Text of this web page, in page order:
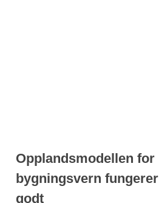
Opplandsmodellen for
bygningsvern fungerer
godt